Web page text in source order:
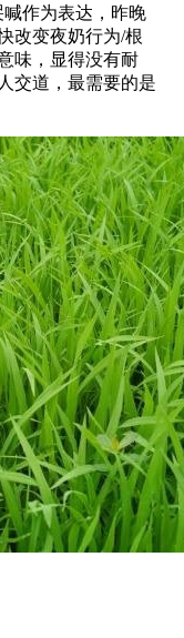
作为表达，昨晚
改变夜奶行为/根
味，显得没有耐
交道，最需要的是